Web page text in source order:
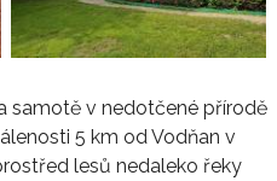
samotě v nedotčené přírodě
5 km od Vodňan v
lesů nedaleko řeky